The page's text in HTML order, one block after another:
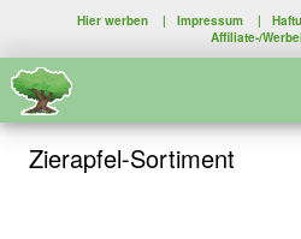
Hier werben | Impressum |
Affiliate-/
Zierapfel-Sortiment